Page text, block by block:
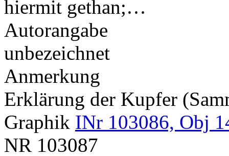
hiermit gethan;…
Autorangabe
unbezeichnet
Anmerkung
Erklärung der Kupfer
Graphik INr 103086, Obj
NR 103087